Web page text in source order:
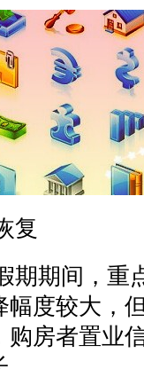
复
期期间，重
度较大，
购房者置业